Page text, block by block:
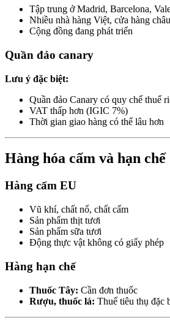
Tập trung ở Madrid, Barcelona,
Nhiều nhà hàng Việt, cửa hàng
Cộng đồng đang phát triển
Quần đảo canary
Lưu ý đặc biệt:
Quần đảo Canary có quy chế thuế
VAT thấp hơn (IGIC 7%)
Thời gian giao hàng có thể lâu hơn
Hàng hóa cấm và hạn chế
Hàng cấm EU
Vũ khí, chất nổ, chất cấm
Sản phẩm thịt tươi
Sản phẩm sữa tươi
Động thực vật không có giấy phép
Hàng hạn chế
Thuốc Tây: Cần đơn thuốc
Rượu, thuốc lá: Thuế tiêu thụ đặc